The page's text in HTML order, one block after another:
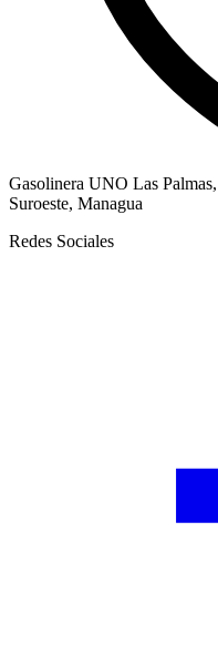
Gasolinera UNO Las
Suroeste, Managua
Redes Sociales